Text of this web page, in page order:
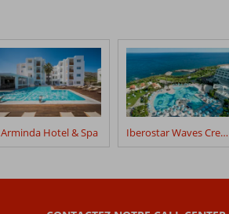
Arminda Hotel & Spa Iberostar Waves Creta Panorama & Mare